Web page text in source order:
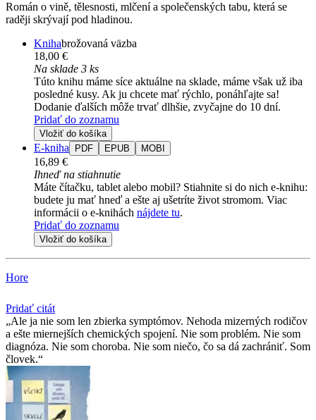
Román o vině, tělesnosti, mlčení a společenských tabu, která se
raději skrývají pod hladinou.
Knihabrožovaná väzba
18,00 €
Na sklade 3 ks
Túto knihu máme síce aktuálne na sklade, máme však už iba
posledné kusy. Ak ju chcete mať rýchlo, ponáhľajte sa!
Dodanie ďalších môže trvať dlhšie, zvyčajne do 10 dní.
Pridať do zoznamu
Vložiť do košíka
E-kniha PDF EPUB MOBI
16,89 €
Ihneď na stiahnutie
Máte čítačku, tablet alebo mobil? Stiahnite si do nich e-knihu:
budete ju mať hneď a ešte aj ušetríte život stromom. Viac
informácii o e-knihách nájdete tu.
Pridať do zoznamu
Vložiť do košíka
Hore
Pridať citát
Ale ja nie som len zbierka symptómov. Nehoda mizerných rodičov
a ešte miernejších chemických spojení. Nie som problém. Nie som
diagnóza. Nie som choroba. Nie som niečo, čo sa dá zachrániť. Som
človek.